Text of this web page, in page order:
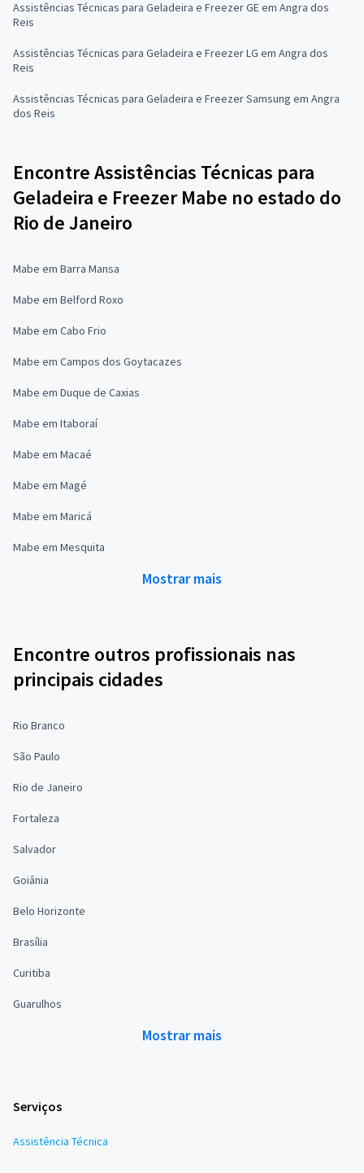
Assistências Técnicas para Geladeira e Freezer GE em Angra dos
Reis
Assistências Técnicas para Geladeira e Freezer LG em Angra dos
Reis
Assistências Técnicas para Geladeira e Freezer Samsung em Angra
dos Reis
Encontre Assistências Técnicas para
Geladeira e Freezer Mabe no estado do
Rio de Janeiro
Mabe em Barra Mansa
Mabe em Belford Roxo
Mabe em Cabo Frio
Mabe em Campos dos Goytacazes
Mabe em Duque de Caxias
Mabe em Itaboraí
Mabe em Macaé
Mabe em Magé
Mabe em Maricá
Mabe em Mesquita
Mostrar mais
Encontre outros profissionais nas
principais cidades
Rio Branco
São Paulo
Rio de Janeiro
Fortaleza
Salvador
Goiânia
Belo Horizonte
Brasília
Curitiba
Guarulhos
Mostrar mais
Serviços
Assistência Técnica